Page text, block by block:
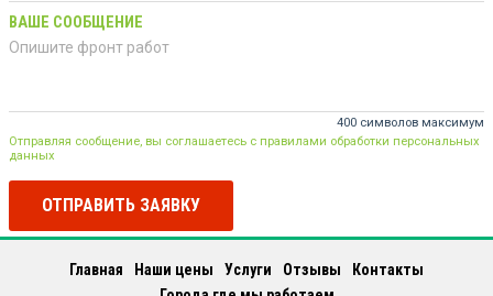
ВАШЕ СООБЩЕНИЕ
400 символов максимум
Отправляя сообщение, вы соглашаетесь с правилами обработки персональных
данных
ОТПРАВИТЬ ЗАЯВКУ
Главная Наши цены Услуги Отзывы
Контакты